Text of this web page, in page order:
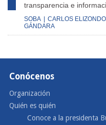
transparencia e
SOBA CARLOS ELIZONDO
GÁNDARA
Conócenos
Organización
Quién es quién
Conoce a la presidenta